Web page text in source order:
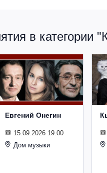
в категории
Евгений Онегин
15.09.2026 19:00
Дом музыки